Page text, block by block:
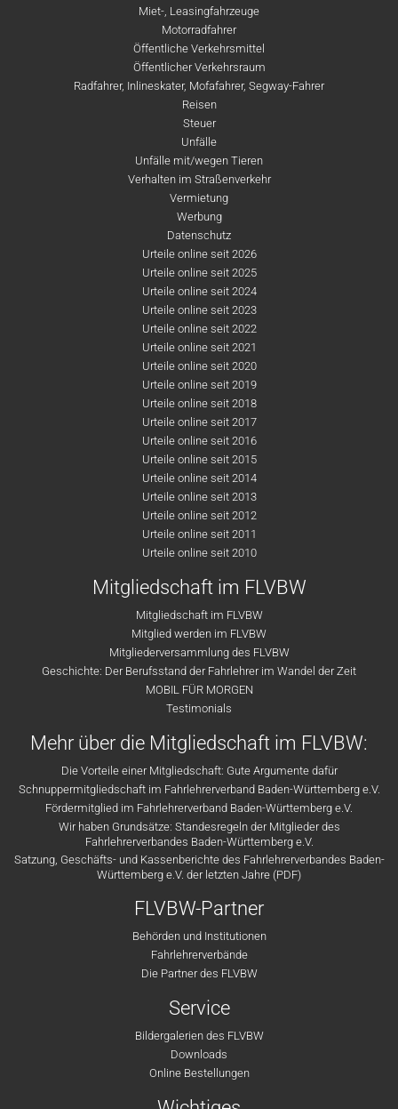
Miet-, Leasingfahrzeuge
Motorradfahrer
Öffentliche Verkehrsmittel
Öffentlicher Verkehrsraum
Radfahrer, Inlineskater, Mofafahrer, Segway-Fahrer
Reisen
Steuer
Unfälle
Unfälle mit/wegen Tieren
Verhalten im Straßenverkehr
Vermietung
Werbung
Datenschutz
Urteile online seit 2026
Urteile online seit 2025
Urteile online seit 2024
Urteile online seit 2023
Urteile online seit 2022
Urteile online seit 2021
Urteile online seit 2020
Urteile online seit 2019
Urteile online seit 2018
Urteile online seit 2017
Urteile online seit 2016
Urteile online seit 2015
Urteile online seit 2014
Urteile online seit 2013
Urteile online seit 2012
Urteile online seit 2011
Urteile online seit 2010
Mitgliedschaft im FLVBW
Mitgliedschaft im FLVBW
Mitglied werden im FLVBW
Mitgliederversammlung des FLVBW
Geschichte: Der Berufsstand der Fahrlehrer im Wandel der Zeit
MOBIL FÜR MORGEN
Testimonials
Mehr über die Mitgliedschaft im FLVBW:
Die Vorteile einer Mitgliedschaft: Gute Argumente dafür
Schnuppermitgliedschaft im Fahrlehrerverband Baden-Württemberg e.V.
Fördermitglied im Fahrlehrerverband Baden-Württemberg e.V.
Wir haben Grundsätze: Standesregeln der Mitglieder des
Fahrlehrerverbandes Baden-Württemberg e.V.
Satzung, Geschäfts- und Kassenberichte des Fahrlehrerverbandes Baden-
Württemberg e.V. der letzten Jahre (PDF)
FLVBW-Partner
Behörden und Institutionen
Fahrlehrerverbände
Die Partner des FLVBW
Service
Bildergalerien des FLVBW
Downloads
Online Bestellungen